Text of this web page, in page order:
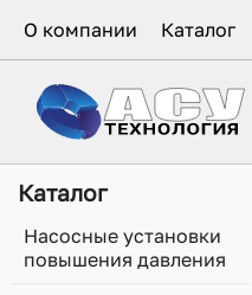
О компании Каталог
Каталог
Насосные установки
повышения давления